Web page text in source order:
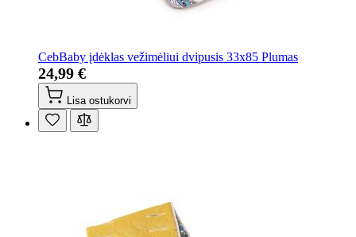
CebBaby įdėklas vežimėliui dvipusis 33x85 Plumas
24,99 €
Lisa ostukorvi